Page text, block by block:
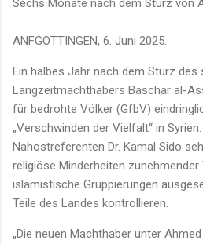
Sechs Monate nach dem Sturz von
ANFGÖTTINGEN, 6. Juni 2025.
Ein halbes Jahr nach dem Sturz des
Langzeitmachthabers Baschar al-
für bedrohte Völker (GfbV)
„Verschwinden der Vielfalt“ in
Nahostreferenten Dr. Kamal Sido
religiöse Minderheiten
islamistische Gruppierungen
Teile des Landes kontrollieren.
„Die neuen Machthaber unter